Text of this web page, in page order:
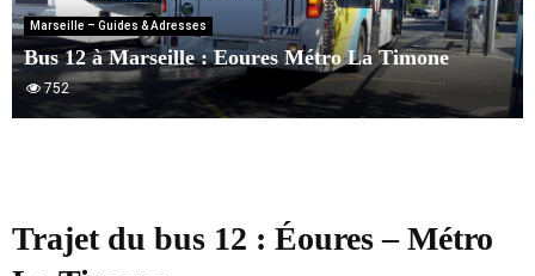
Marseille – Guides & Adresses
Bus 12 à Marseille : Eoures Métro La Timone
752
Trajet du bus 12 : Éoures – Métro